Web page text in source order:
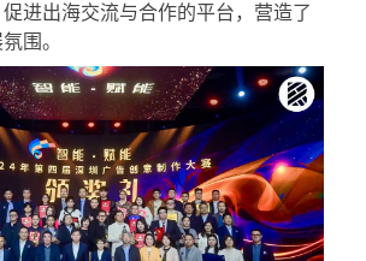
进出海交流与合作的平台，营造了
围。